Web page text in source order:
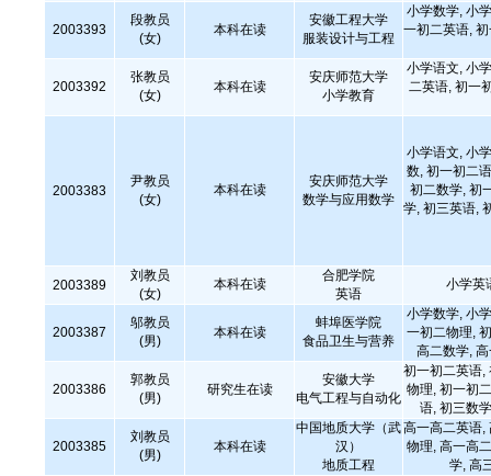
2003393
段教员
(女)
本科在读
安徽工程大学
服装设计与工程
小学数学, 小
一初二英语,
2003392
张教员
(女)
本科在读
安庆师范大学
小学教育
小学语文, 小
二英语, 初一
2003383
尹教员
(女)
本科在读
安庆师范大学
数学与应用数学
小学语文, 小
数, 初一初二
初二数学, 初
学, 初三英语,
2003389
刘教员
(女)
本科在读
合肥学院
英语
小学英
2003387
邬教员
(男)
本科在读
蚌埠医学院
食品卫生与营养
小学数学, 小
一初二物理,
高二数学,
2003386
郭教员
(男)
研究生在读
安徽大学
电气工程与自动化
初一初二英语,
物理, 初一初
语, 初三数
2003385
刘教员
(男)
本科在读
中国地质大学（武
汉）
地质工程
高一高二英语,
物理, 高一高
学, 高